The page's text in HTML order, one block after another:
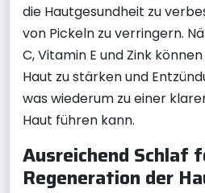
die Hautgesundheit zu
von Pickeln zu verringern.
C, Vitamin E und Zink
Haut zu stärken und
was wiederum zu einer
Haut führen kann.
Ausreichend Schlaf
Regeneration der